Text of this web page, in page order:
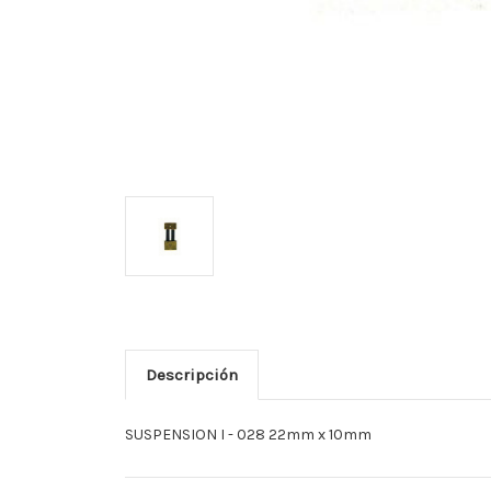
Descripción
SUSPENSION I - 028 22mm x 10mm